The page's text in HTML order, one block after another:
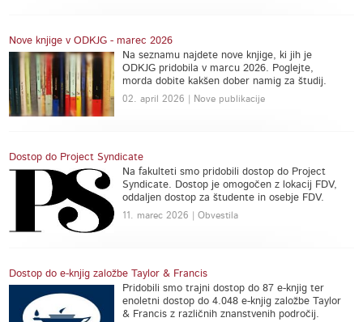
Nove knjige v ODKJG - marec 2026
Na seznamu najdete nove knjige, ki jih je
ODKJG pridobila v marcu 2026. Poglejte,
morda dobite kakšen dober namig za študij.
02. april 2026 | Nove publikacije
Dostop do Project Syndicate
Na fakulteti smo pridobili dostop do Project
Syndicate. Dostop je omogočen z lokacij FDV,
oddaljen dostop za študente in osebje FDV.
11. marec 2026 | Obvestila
Dostop do e-knjig založbe Taylor & Francis
Pridobili smo trajni dostop do 87 e-knjig ter
enoletni dostop do 4.048 e-knjig založbe Taylor
& Francis z različnih znanstvenih področij.